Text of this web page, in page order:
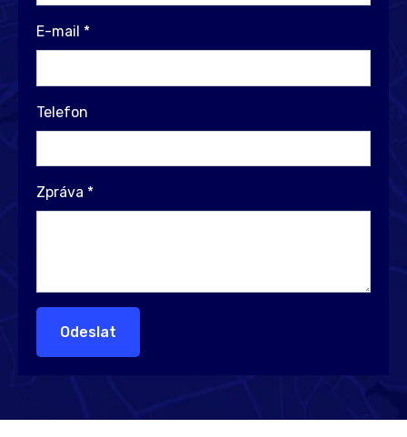
E-mail *
Telefon
Zpráva *
Odeslat